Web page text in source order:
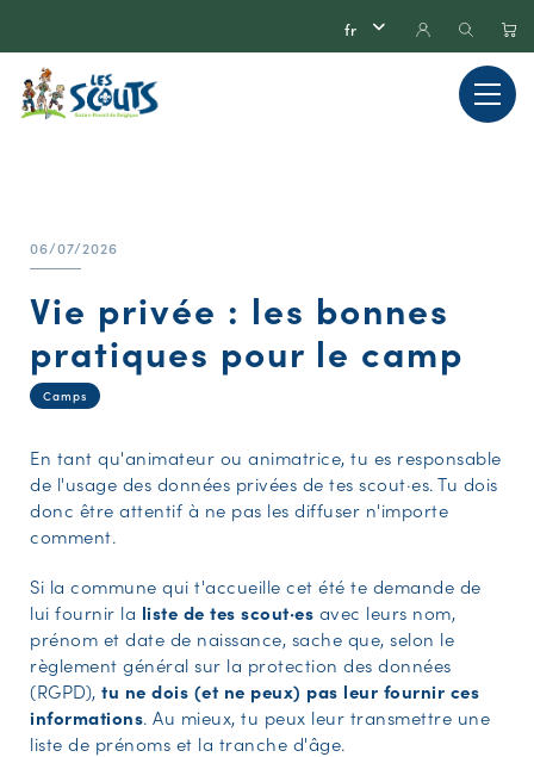
06/07/2026
Vie privée : les bonnes
pratiques pour le camp
Camps
En tant qu'animateur ou animatrice, tu es responsable
de l'usage des données privées de tes scout·es. Tu dois
donc être attentif à ne pas les diffuser n'importe
comment.
Si la commune qui t'accueille cet été te demande de
lui fournir la liste de tes scout·es avec leurs nom,
prénom et date de naissance, sache que, selon le
règlement général sur la protection des données
(RGPD), tu ne dois (et ne peux) pas leur fournir ces
informations. Au mieux, tu peux leur transmettre une
liste de prénoms et la tranche d'âge.